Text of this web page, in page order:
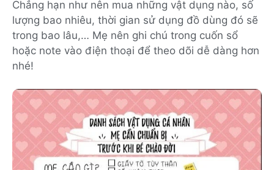
Chẳng hạn như nên mua những vật dụng nào, số
lượng bao nhiêu, thời gian sử dụng đồ dùng đó sẽ
trong bao lâu,… Mẹ nên ghi chú trong cuốn sổ
hoặc note vào điện thoại để theo dõi dễ dàng hơn
nhé!